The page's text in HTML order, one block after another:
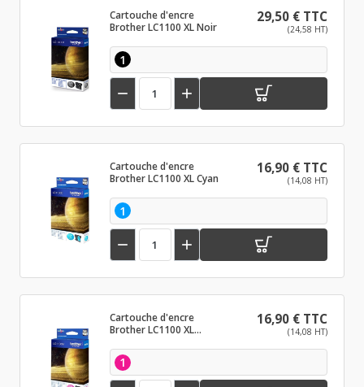
Cartouche d'encre
Brother LC1100 XL Noir
29,50 € TTC
(24,58 HT)
1
 
Cartouche d'encre
Brother LC1100 XL Cyan
16,90 € TTC
(14,08 HT)
1
 
Cartouche d'encre
Brother LC1100 XL
16,90 € TTC
(14,08 HT)
1